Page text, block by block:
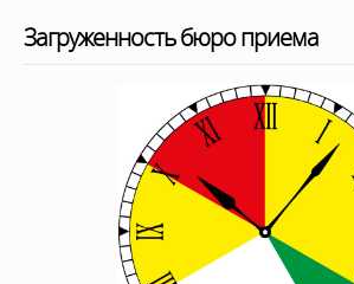
Загруженность бюро приема